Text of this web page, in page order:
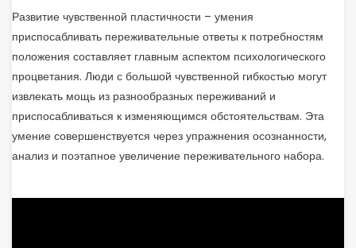
Развитие чувственной пластичности – умения
приспосабливать переживательные ответы к потребностям
положения составляет главным аспектом психологического
процветания. Люди с большой чувственной гибкостью могут
извлекать мощь из разнообразных переживаний и
приспосабливаться к изменяющимся обстоятельствам. Эта
умение совершенствуется через упражнения осознанности,
анализ и поэтапное увеличение переживательного набора.